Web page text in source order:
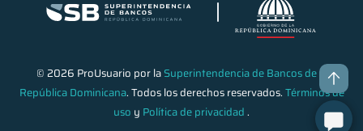
© 2026 ProUsuario por laSuperintendencia de Bancos de la
República Dominicana. Todos los derechos reservados.Términos de
uso y Política de privacidad.